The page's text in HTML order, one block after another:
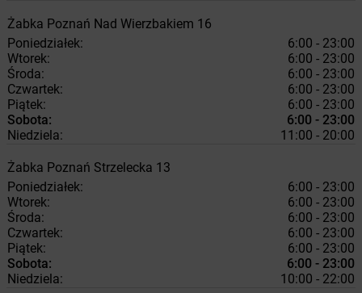
Żabka Poznań Nad Wierzbakiem 16
Poniedziałek:
6:00 - 23:00
Wtorek:
6:00 - 23:00
Środa:
6:00 - 23:00
Czwartek:
6:00 - 23:00
Piątek:
6:00 - 23:00
Sobota:
6:00 - 23:00
Niedziela:
11:00 - 20:00
Żabka Poznań Strzelecka 13
Poniedziałek:
6:00 - 23:00
Wtorek:
6:00 - 23:00
Środa:
6:00 - 23:00
Czwartek:
6:00 - 23:00
Piątek:
6:00 - 23:00
Sobota:
6:00 - 23:00
Niedziela:
10:00 - 22:00